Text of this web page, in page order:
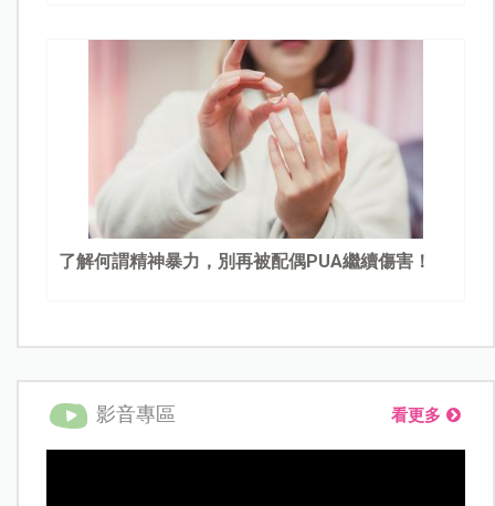
了解何謂精神暴力，別再被配偶PUA繼續傷害！
影音專區 看更多